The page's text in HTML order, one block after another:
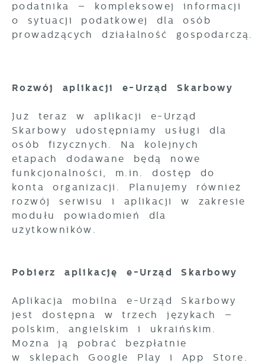
podatnika – kompleksowej informacji
o sytuacji podatkowej dla osób
prowadzących działalność gospodarczą.
Rozwój aplikacji e-Urząd Skarbowy
Już teraz w aplikacji e-Urząd
Skarbowy udostępniamy usługi dla
osób fizycznych. Na kolejnych
etapach dodawane będą nowe
funkcjonalności, m.in. dostęp do
konta organizacji. Planujemy również
rozwój serwisu i aplikacji w zakresie
modułu powiadomień dla
użytkowników.
Pobierz aplikację e-Urząd Skarbowy
Aplikacja mobilna e-Urząd Skarbowy
jest dostępna w trzech językach –
polskim, angielskim i ukraińskim.
Można ją pobrać bezpłatnie
w sklepach Google Play i App Store.